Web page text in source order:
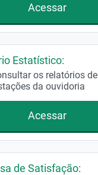
Acessar
Estatístico:
os relatórios de
da ouvidoria
Acessar
de Satisfação: